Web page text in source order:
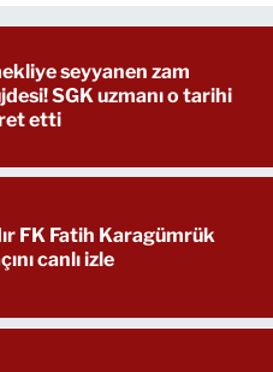
seyyanen zam
SGK uzmanı o tarihi
etti
FK Fatih Karagümrük
canlı izle